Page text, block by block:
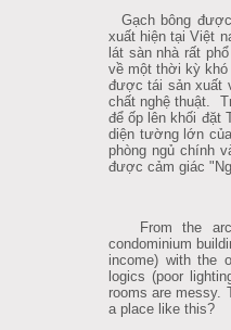
Gạch bông
xuất hiện tại Việt
lát sàn nhà rất
về một thời kỳ khó
được tái sản xuất
chất nghệ thuật.
để ốp lên khối đặt
diện tường lớn
phòng ngủ chính
được cảm giác
From the
condominium
income) with the
logics (poor
rooms are messy.
a place like this?